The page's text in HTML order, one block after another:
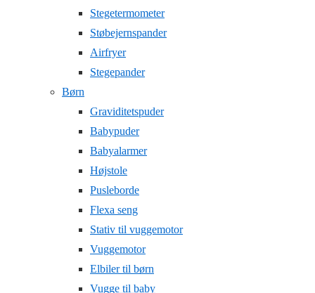
Stegetermometer
Støbejernspander
Airfryer
Stegepander
Børn
Graviditetspuder
Babypuder
Babyalarmer
Højstole
Pusleborde
Flexa seng
Stativ til vuggemotor
Vuggemotor
Elbiler til børn
Vugge til baby